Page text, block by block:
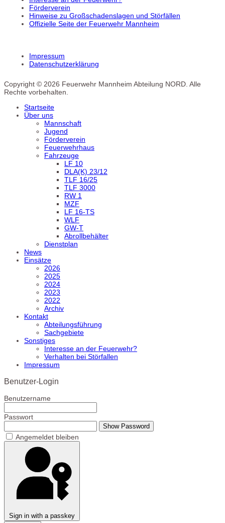
Förderverein
Hinweise zu Großschadenslagen und Störfällen
Offizielle Seite der Feuerwehr Mannheim
Impressum
Datenschutzerklärung
Copyright © 2026 Feuerwehr Mannheim Abteilung NORD. Alle
Rechte vorbehalten.
Startseite
Über uns
Mannschaft
Jugend
Förderverein
Feuerwehrhaus
Fahrzeuge
LF 10
DLA(K) 23/12
TLF 16/25
TLF 3000
RW 1
MZF
LF 16-TS
WLF
GW-T
Abrollbehälter
Dienstplan
News
Einsätze
2026
2025
2024
2023
2022
Archiv
Kontakt
Abteilungsführung
Sachgebiete
Sonstiges
Interesse an der Feuerwehr?
Verhalten bei Störfallen
Impressum
Benutzer-Login
Benutzername
Passwort
Show Password
Angemeldet bleiben
Sign in with a passkey